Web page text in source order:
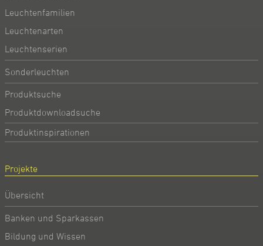
Leuchtenfamilien
Leuchtenarten
Leuchtenserien
Sonderleuchten
Produktsuche
Produktdownloadsuche
Produktinspirationen
Projekte
Übersicht
Banken und Sparkassen
Bildung und Wissen